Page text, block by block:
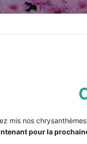
mis nos
pour la